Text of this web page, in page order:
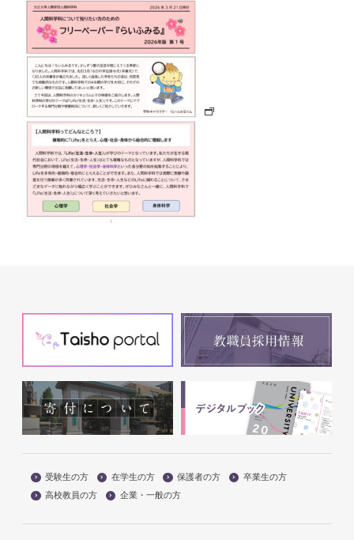
受験生の方 在学生の方 保護者の方
卒業生の方
高校教員の方
企業・一般の方